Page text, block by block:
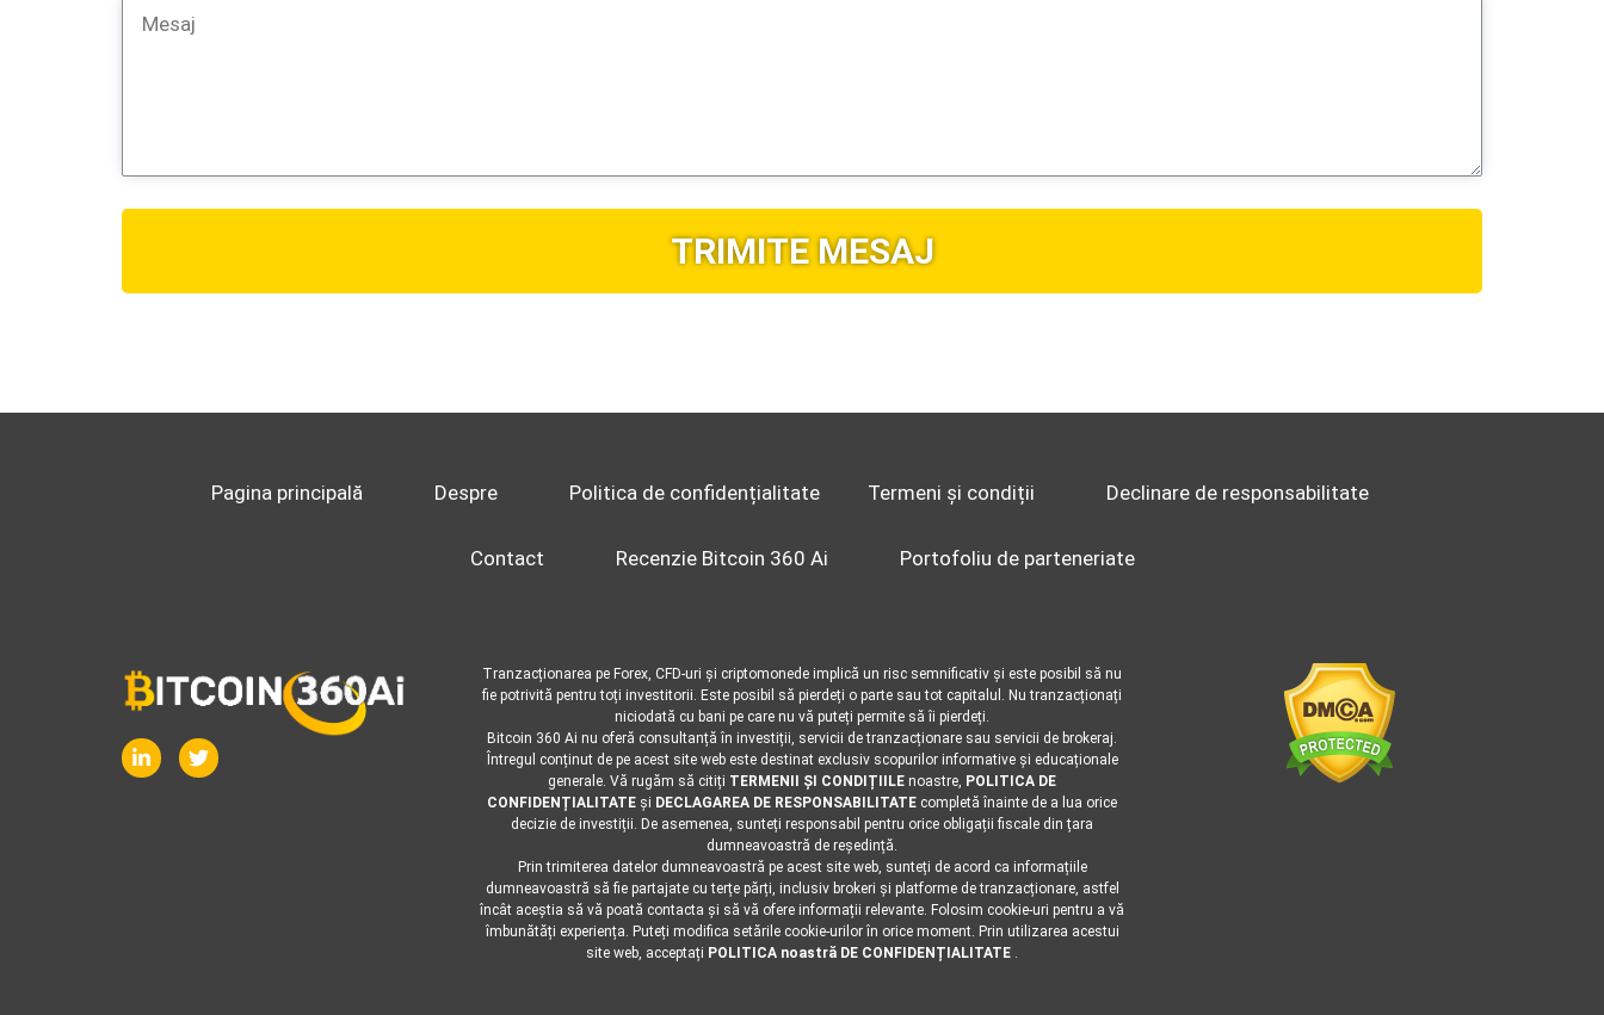
TRIMITE MESAJ
Pagina principală Despre Politica de confidențialitate Termeni și condiții Declinare de responsabilitate
Contact Recenzie Bitcoin 360 Ai Portofoliu de parteneriate
Tranzacționarea pe Forex, CFD-uri și criptomonede implică un risc semnificativ și este posibil să nu
fie potrivită pentru toți investitorii. Este posibil să pierdeți o parte sau tot capitalul. Nu tranzacționați
niciodată cu bani pe care nu vă puteți permite să îi pierdeți.
Bitcoin 360 Ai nu oferă consultanță în investiții, servicii de tranzacționare sau servicii de brokeraj.
Întregul conținut de pe acest site web este destinat exclusiv scopurilor informative și educaționale
generale. Vă rugăm să citiți TERMENII ȘI CONDIȚIILE noastre, POLITICA DE
CONFIDENȚIALITATE și DECLAGAREA DE RESPONSABILITATE completă înainte de a lua orice
decizie de investiții. De asemenea, sunteți responsabil pentru orice obligații fiscale din țara
dumneavoastră de reședință.
Prin trimiterea datelor dumneavoastră pe acest site web, sunteți de acord ca informațiile
dumneavoastră să fie partajate cu terțe părți, inclusiv brokeri și platforme de tranzacționare, astfel
încât aceștia să vă poată contacta și să vă ofere informații relevante. Folosim cookie-uri pentru a vă
îmbunătăți experiența. Puteți modifica setările cookie-urilor în orice moment. Prin utilizarea acestui
site web, acceptați POLITICA noastră DE CONFIDENȚIALITATE .